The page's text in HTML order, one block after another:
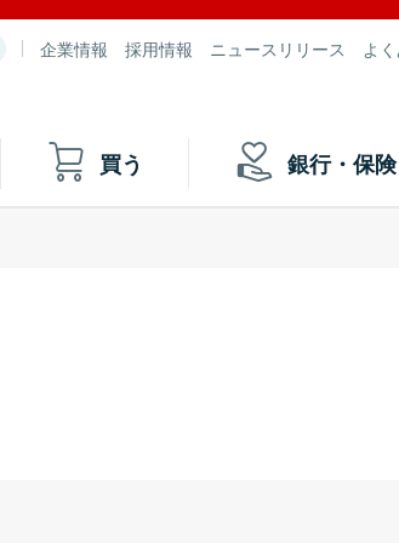
企業情報 採用情報 ニュースリリース よ
買う 銀行・保険